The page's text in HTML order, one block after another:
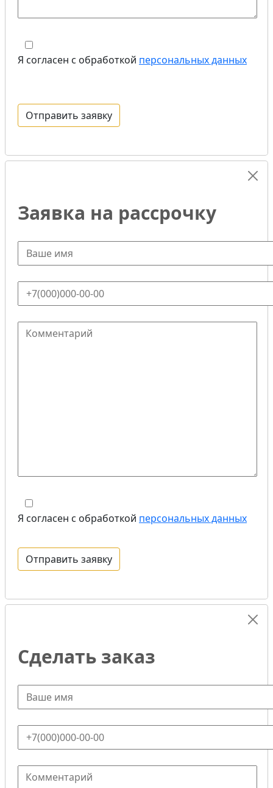
Я согласен с обработкой персональных данных
Заявка на рассрочку
Я согласен с обработкой персональных данных
Сделать заказ